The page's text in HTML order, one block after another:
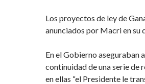
Los proyectos de ley de
anunciados por Macri en su
En el Gobierno aseguraban
continuidad de una serie de
en ellas “el Presidente le